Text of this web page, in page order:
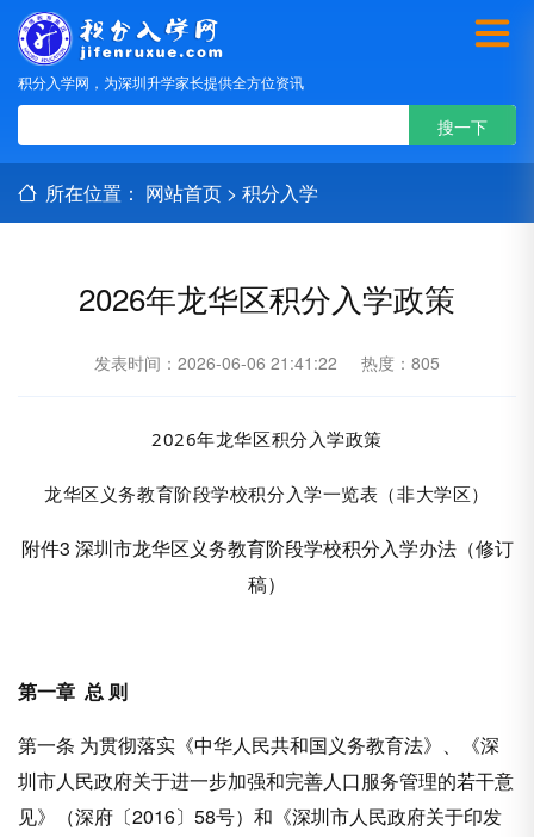
积分入学网，为深圳升学家长提供全方位资讯
所在位置： 网站首页 > 积分入学
2026年龙华区积分入学政策
发表时间：2026-06-06 21:41:22 热度：805
2026年龙华区积分入学政策
龙华区义务教育阶段学校积分入学一览表（非大学区）
附件3 深圳市龙华区义务教育阶段学校积分入学办法（修订
稿）
第一章 总 则
第一条 为贯彻落实《中华人民共和国义务教育法》、《深
圳市人民政府关于进一步加强和完善人口服务管理的若干意
见》（深府〔2016〕58号）和《深圳市人民政府关于印发